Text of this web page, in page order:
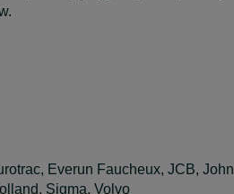
Everun Faucheux, JCB, John
Sigma, Volvo